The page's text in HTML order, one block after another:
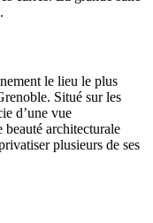
le lieu le plus
Situé sur les
d’une vue
beauté architecturale
plusieurs de ses